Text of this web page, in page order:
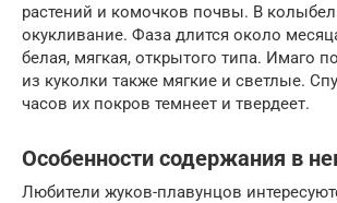
растений и комочков почвы. В
окукливание. Фаза длится около
белая, мягкая, открытого типа. Имаго
из куколки также мягкие и светлые.
часов их покров темнеет и твердеет.
Особенности содержания в
Любители жуков-плавунцов